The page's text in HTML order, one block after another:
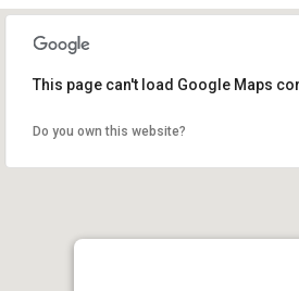
This page can't load Google Maps
Do you own this website?